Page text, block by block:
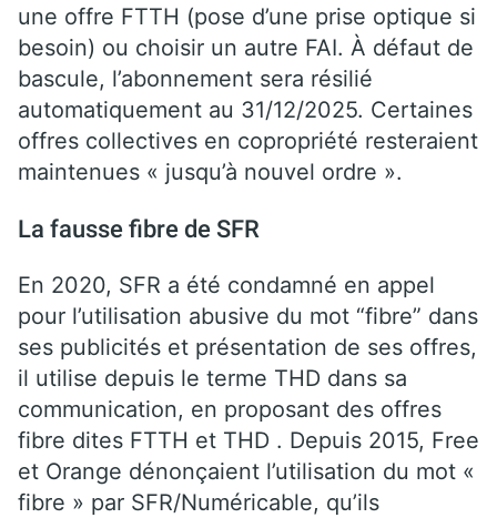
une offre FTTH (pose d’une prise optique si
besoin) ou choisir un autre FAI. À défaut de
bascule, l’abonnement sera résilié
automatiquement au 31/12/2025. Certaines
offres collectives en copropriété resteraient
maintenues « jusqu’à nouvel ordre ».
La fausse fibre de SFR
En 2020, SFR a été condamné en appel
pour l’utilisation abusive du mot “fibre” dans
ses publicités et présentation de ses offres,
il utilise depuis le terme THD dans sa
communication, en proposant des offres
fibre dites FTTH et THD . Depuis 2015, Free
et Orange dénonçaient l’utilisation du mot «
fibre » par SFR/Numéricable, qu’ils